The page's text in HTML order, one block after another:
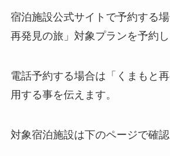
宿泊施設公式サイトで予約する
再発見の旅」対象プランを予約し
電話予約する場合は「くまもと
用する事を伝えます。
対象宿泊施設は下のページで確認